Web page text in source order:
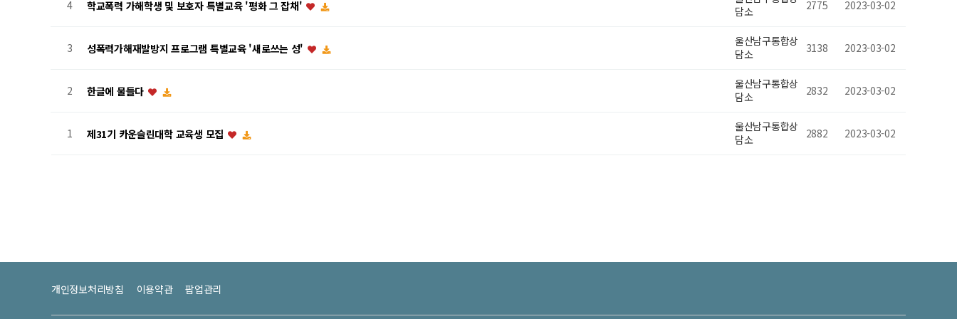
4 학교폭력 가해학생 및 보호자 특별교육 '평화 그 잡채'
담소
2775 2023-03-02
3 성폭력가해재발방지 프로그램 특별교육 '새로쓰는 성'
울산남구통합상
담소
3138 2023-03-02
2 한글에 물들다
울산남구통합상
담소
2832 2023-03-02
1 제31기 카운슬린대학 교육생 모집
울산남구통합상
담소
2882 2023-03-02
개인정보처리방침 이용약관 팝업관리